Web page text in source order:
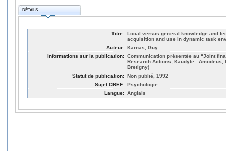
DÉTAILS
Titre: Local versus general knowledge and
acquisition and use in dynamic task
Auteur: Karnas, Guy
Informations sur la publication: Communication présentée au “Joint
Research Actions, Kaudyte : Amodeus,
Bretigny)
Statut de publication: Non publié, 1992
Sujet CREF: Psychologie
Langue: Anglais